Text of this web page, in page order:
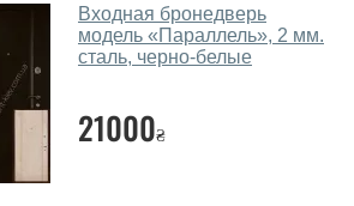
Входная бронедверь
модель «Параллель», 2 мм.
сталь, черно-белые
21000₴